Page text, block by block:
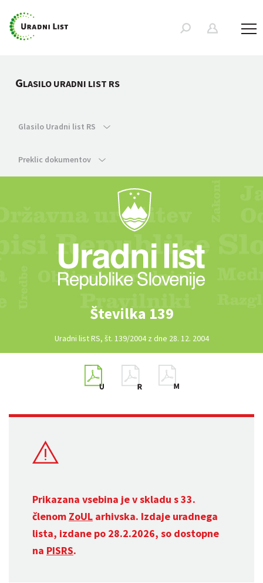
GLASILO URADNI LIST RS
Glasilo Uradni list RS
Preklic dokumentov
Številka 139
Uradni list RS, št. 139/2004 z dne 28. 12. 2004
Prikazana vsebina je v skladu s 33.
členom ZoUL arhivska. Izdaje uradnega
lista, izdane po 28.2.2026, so dostopne
na PISRS.